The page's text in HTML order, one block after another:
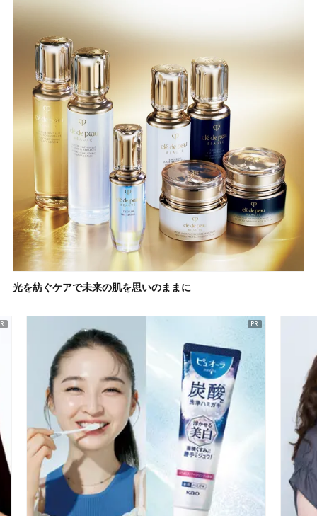
光を紡ぐケアで未来の肌を思いのままに